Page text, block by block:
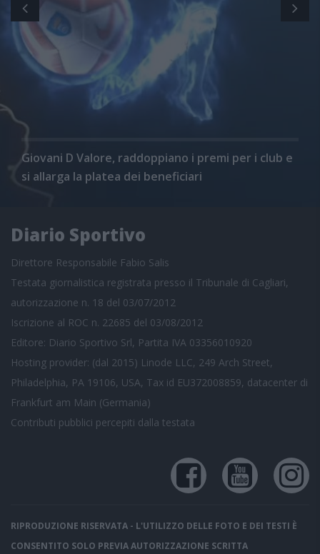
Giovani D Valore, raddoppiano i premi per i club e
si allarga la platea dei beneficiari
Diario Sportivo
Direttore Responsabile Fabio Salis
Testata giornalistica registrata presso il Tribunale di Cagliari,
autorizzazione n. 18 del 03/07/2012
Iscrizione al ROC n. 22685 del 03/08/2012
Editore: Diario Sportivo Srl, Partita IVA 03356010920
Hosting provider: (dal 2015) Linode LLC, 249 Arch Street,
Philadelphia, PA 19106, USA, Tax id EU372008859, datacenter di
Frankfurt am Main (Germania)
Contributi pubblici percepiti dalla testata
RIPRODUZIONE RISERVATA - L'UTILIZZO DELLE FOTO E DEI TESTI È
CONSENTITO SOLO PREVIA AUTORIZZAZIONE SCRITTA